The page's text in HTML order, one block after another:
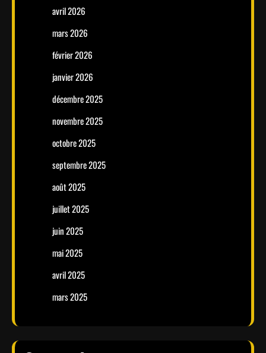
avril 2026
mars 2026
février 2026
janvier 2026
décembre 2025
novembre 2025
octobre 2025
septembre 2025
août 2025
juillet 2025
juin 2025
mai 2025
avril 2025
mars 2025